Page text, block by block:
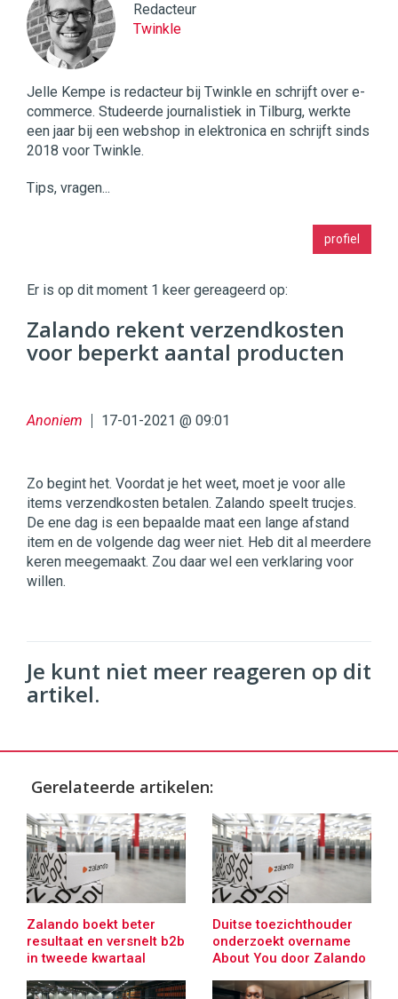
Redacteur
Twinkle
Jelle Kempe is redacteur bij Twinkle en schrijft over e-
commerce. Studeerde journalistiek in Tilburg, werkte
een jaar bij een webshop in elektronica en schrijft sinds
2018 voor Twinkle.
Tips, vragen...
profiel
Commerce https://twinklemagazine.nl
9654
Er is op dit moment 1 keer gereageerd op:
Zalando rekent verzendkosten
voor beperkt aantal producten
Anoniem 17-01-2021 @ 09:01
Zo begint het. Voordat je het weet, moet je voor alle
items verzendkosten betalen. Zalando speelt trucjes.
De ene dag is een bepaalde maat een lange afstand
item en de volgende dag weer niet. Heb dit al meerdere
keren meegemaakt. Zou daar wel een verklaring voor
willen.
Je kunt niet meer reageren op dit
artikel.
Gerelateerde artikelen:
Zalando boekt beter
resultaat en versnelt b2b
in tweede kwartaal
Duitse toezichthouder
onderzoekt overname
About You door Zalando